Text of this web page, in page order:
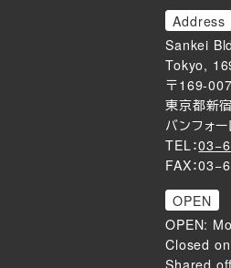
Address
Sankei
Tokyo,
〒169-
東京都新
バンフォ
TEL：
FAX：
OPEN
OPEN:
Closed